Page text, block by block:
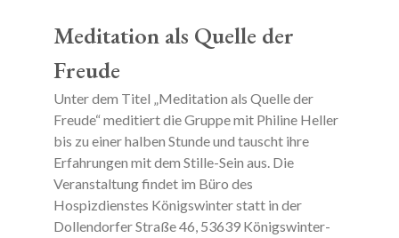
Meditation als Quelle der
Freude
Unter dem Titel „Meditation als Quelle der
Freude“ meditiert die Gruppe mit Philine Heller
bis zu einer halben Stunde und tauscht ihre
Erfahrungen mit dem Stille-Sein aus. Die
Veranstaltung findet im Büro des
Hospizdienstes Königswinter statt in der
Dollendorfer Straße 46, 53639 Königswinter-